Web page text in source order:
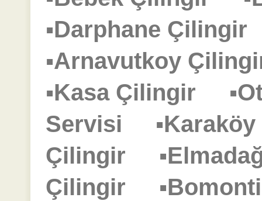
▪Darphane
▪Arnavutkoy
▪Kasa Çilingir
Servisi
Çilingir
Çilingir